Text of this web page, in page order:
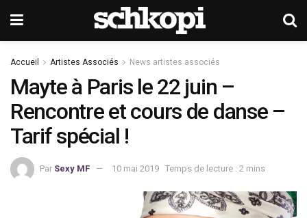
Accueil Artistes Associés News artistes associés
Mayte à Paris le 22 juin –
Rencontre et cours de danse –
Tarif spécial !
Par Sexy MF 10 mai 2019 Temps de lecture : 2 mins